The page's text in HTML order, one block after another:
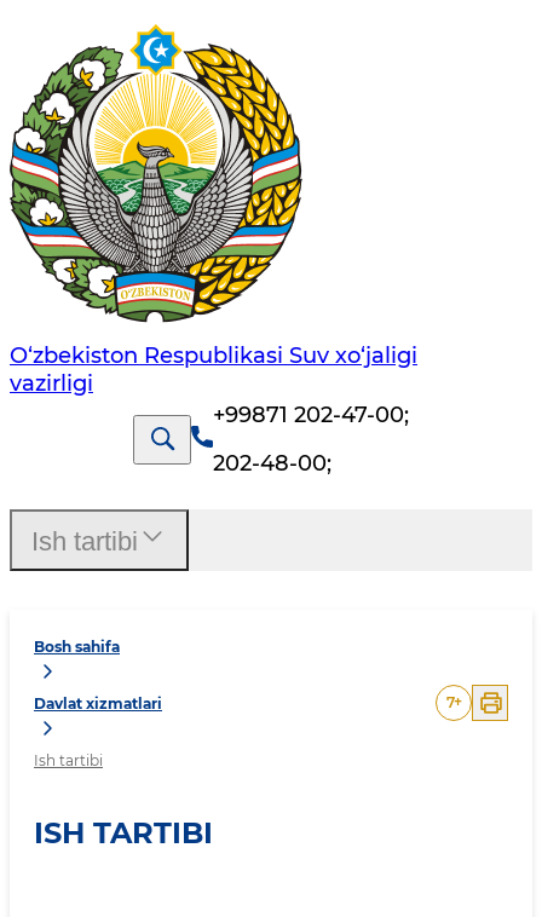
O‘zbekiston Respublikasi Suv хo‘jaligi
vazirligi
+99871 202-47-00;
202-48-00;
Bosh sahifa
Davlat xizmatlari
Ish tartibi
7+
ISH TARTIBI
Ish tartibi